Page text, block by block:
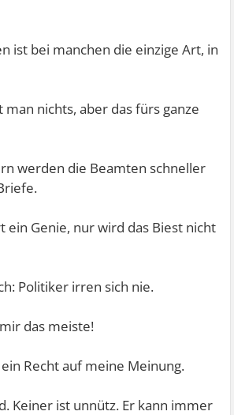
ist bei manchen die einzige Art, in
man nichts, aber das fürs ganze
werden die Beamten schneller
ein Genie, nur wird das Biest nicht
Politiker irren sich nie.
das meiste!
Recht auf meine Meinung.
Keiner ist unnütz. Er kann immer